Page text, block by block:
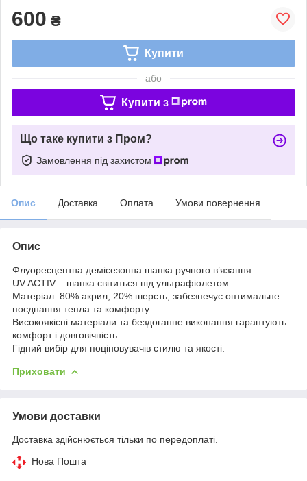
600 ₴
Купити
або
Купити з
Що таке купити з Пром?
Замовлення під захистом
Опис Доставка Оплата Умови повернення
Опис
Флуоресцентна демісезонна шапка ручного в’язання.
UV ACTIV – шапка світиться під ультрафіолетом.
Матеріал: 80% акрил, 20% шерсть, забезпечує оптимальне
поєднання тепла та комфорту.
Високоякісні матеріали та бездоганне виконання гарантують
комфорт і довговічність.
Гідний вибір для поціновувачів стилю та якості.
Приховати
Умови доставки
Доставка здійснюється тільки по передоплаті.
Нова Пошта